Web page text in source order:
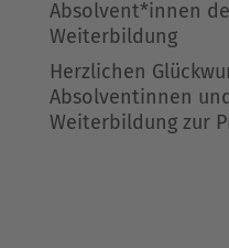
Absolvent*innen
Weiterbildung
Herzlichen
Absolventinnen
Weiterbildung zur